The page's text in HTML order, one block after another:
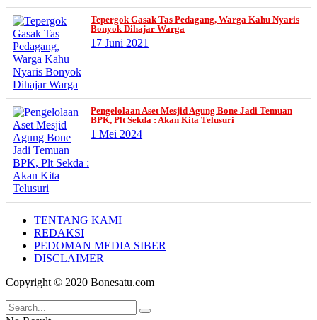
Tepergok Gasak Tas Pedagang, Warga Kahu Nyaris
Bonyok Dihajar Warga
17 Juni 2021
Pengelolaan Aset Mesjid Agung Bone Jadi Temuan
BPK, Plt Sekda : Akan Kita Telusuri
1 Mei 2024
TENTANG KAMI
REDAKSI
PEDOMAN MEDIA SIBER
DISCLAIMER
Copyright © 2020 Bonesatu.com